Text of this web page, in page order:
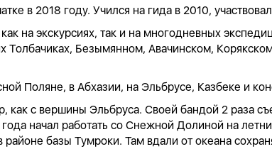
в 2018 году. Учился на гида в 2010,
на экскурсиях, так и на многодневных
Толбачиках, Безымянном, Авачинском,
Поляне, в Абхазии, на Эльбрусе, Казбеке и
с вершины Эльбруса. Своей бандой 2 раза
начал работать со Снежной Долиной на
базы Тумроки. Там вдали от океана